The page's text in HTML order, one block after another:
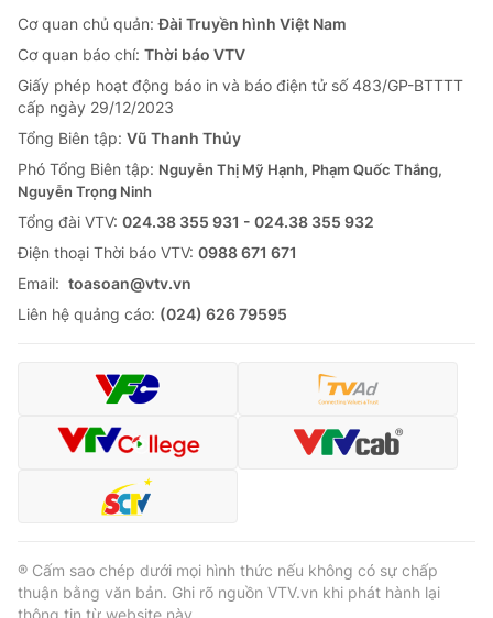
Cơ quan chủ quản:Đài Truyền hình Việt Nam
Cơ quan báo chí: Thời báo VTV
Giấy phép hoạt động báo in và báo điện tử số 483/GP-BTTTT
cấp ngày 29/12/2023
Tổng Biên tập: Vũ Thanh Thủy
Phó Tổng Biên tập: Nguyễn Thị Mỹ Hạnh, Phạm Quốc Thắng,
Nguyễn Trọng Ninh
Tổng đài VTV: 024.38 355 931 - 024.38 355 932
Ðiện thoại Thời báo VTV: 0988 671 671
Email: toasoan@vtv.vn
Liên hệ quảng cáo: (024) 626 79595
® Cấm sao chép dưới mọi hình thức nếu không có sự chấp
thuận bằng văn bản. Ghi rõ nguồn VTV.vn khi phát hành lại
thông tin từ website này.